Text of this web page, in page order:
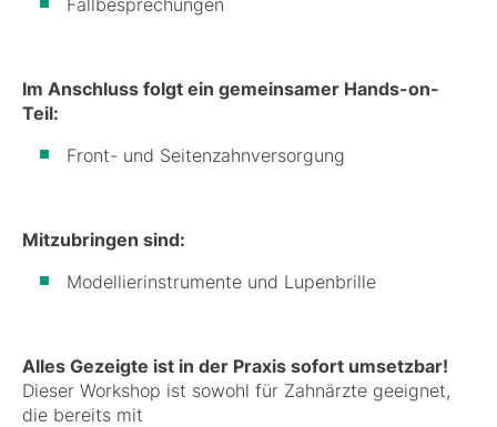
Im Anschluss folgt ein gemeinsamer Hands-on-
Teil:
Front- und Seitenzahnversorgung
Mitzubringen sind:
Modellierinstrumente und Lupenbrille
Alles Gezeigte ist in der Praxis sofort umsetzbar!
Dieser Workshop ist sowohl für Zahnärzte geeignet,
die bereits mit